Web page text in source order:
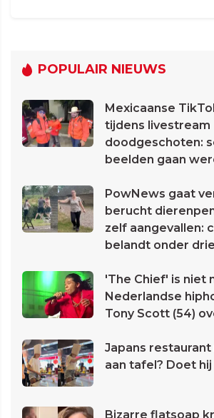
POPULAIR NIEUWS
Mexicaanse
tijdens livestream
doodgeschoten:
beelden gaan
PowNews gaat
berucht
zelf aangevallen:
belandt onder
'The Chief' is niet
Nederlandse
Tony Scott (54)
Japans
aan tafel? Doet
Bizarre flatsoap